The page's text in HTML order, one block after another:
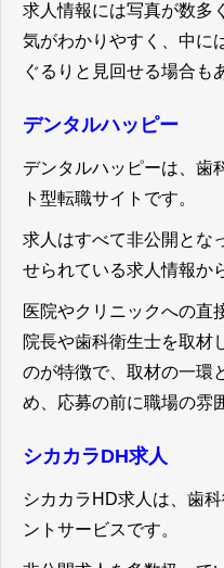
求人情報には写真が数多
気がわかりやすく、中に
ぐるりと見回せる場合も
デンタルハッピー
デンタルハッピーは、歯
ト型転職サイトです。
求人はすべて非公開とな
せられている求人情報か
医院やクリニックへの直
院長や歯科衛生士を取材
のが特徴で、取材の一環
め、応募の前に職場の雰
シカカラDH求人
シカカラHD求人は、歯
ントサービスです。